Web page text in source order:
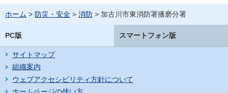
ホーム > 防災・安全 > 消防 > 加古川市東消防署播磨分署
PC版 スマートフォン版
サイトマップ
組織案内
ウェブアクセシビリティ方針について